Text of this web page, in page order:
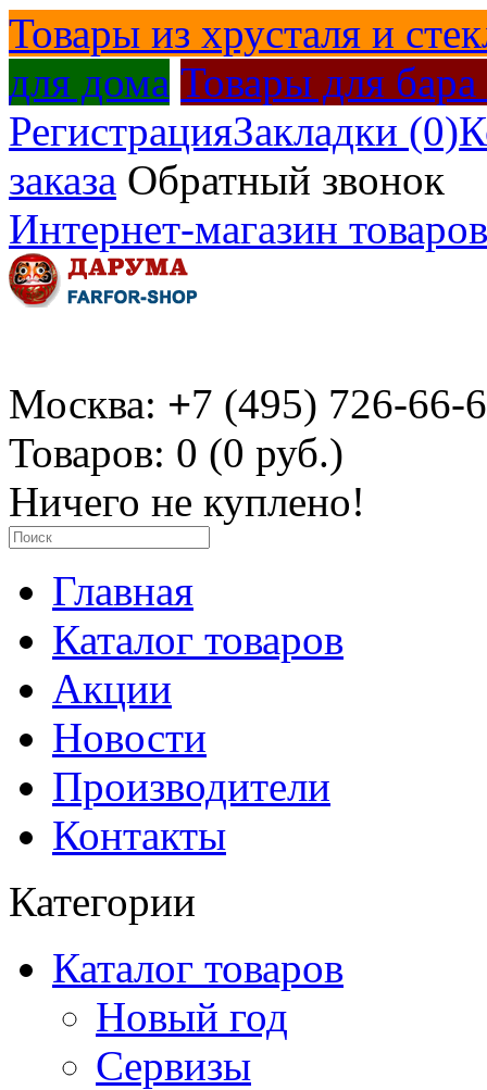
Товары из хрусталя и
для дома Товары для бара
РегистрацияЗакладки (0)
заказа Обратный звонок
Интернет-магазин
Москва: +7 (495) 726-66-
Товаров: 0 (0 руб.)
Ничего не куплено!
Главная
Каталог товаров
Акции
Новости
Производители
Контакты
Категории
Каталог товаров
Новый год
Сервизы